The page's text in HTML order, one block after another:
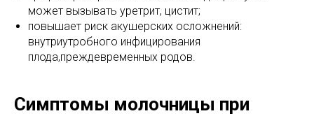
может вызывать уретрит, цистит;
повышает риск акушерских осложнений:
внутриутробного инфицирования
плода,преждевременных родов.
Симптомы молочницы при